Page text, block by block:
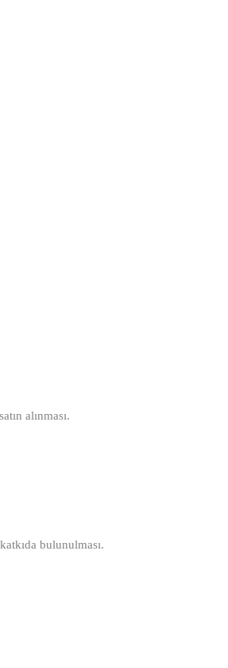
alınması.
bulunulması.